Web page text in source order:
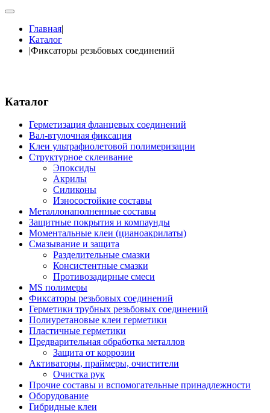
Главная|
Каталог
|Фиксаторы резьбовых соединений
Каталог
Герметизация фланцевых соединений
Вал-втулочная фиксация
Клеи ультрафиолетовой полимеризации
Структурное склеивание
Эпоксиды
Акрилы
Силиконы
Износостойкие составы
Металлонаполненные составы
Защитные покрытия и компаунды
Моментальные клеи (цианоакрилаты)
Смазывание и защита
Разделительные смазки
Консистентные смазки
Противозадирные смеси
MS полимеры
Фиксаторы резьбовых соединений
Герметики трубных резьбовых соединений
Полиуретановые клеи герметики
Пластичные герметики
Предварительная обработка металлов
Защита от коррозии
Активаторы, праймеры, очистители
Очистка рук
Прочие составы и вспомогательные принадлежности
Оборудование
Гибридные клеи